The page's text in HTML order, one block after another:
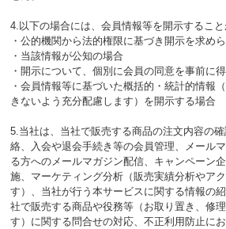
4.以下の場合には、会員情報等を開示すること
・公的機関から法的権限に基づき開示を求め
・当該情報が公知の場合
・開示について、個別に会員の同意を事前に
・会員情報等に基づいた概括的・統計的情報
きないよう充分配慮します）を開示する場合
5.当社は、当社で販売する商品の注文内容の
絡、入会や退会手続き等の会員管理、メール
る方へのメールマガジン配信、キャンペーン
施、マーケティング分析（販売実績分析やア
す）、当社が行う本サービスに関する情報の
社で販売する商品や役務等（お取り置き、修
す）に関する問合せの対応、不正利用防止に